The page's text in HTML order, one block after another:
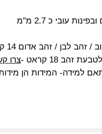
זהב לבן / זהב אדום 14 קראט
18 קראט -
צרו
למידה- המידות הן